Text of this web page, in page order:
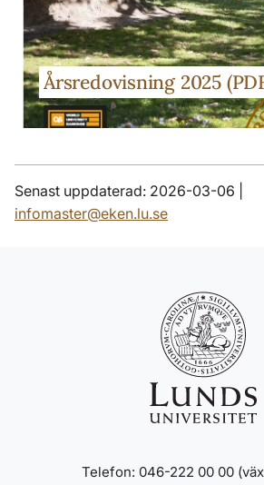
Årsredovisning 2025
Senast uppdaterad: 2026-03-06 |
infomaster@eken.lu.se
Telefon: 046-222 00 00